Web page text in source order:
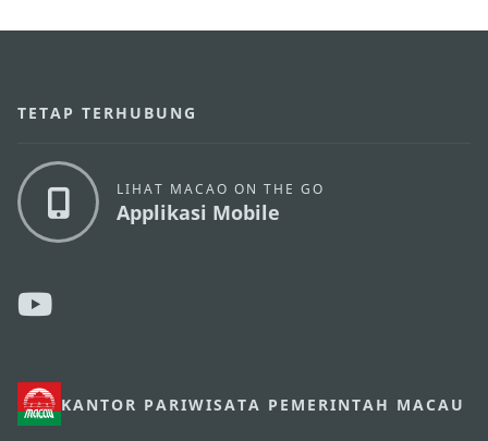
KANTOR PARIWISATA PEMERINTAH MACAU
TETAP TERHUBUNG
LIHAT MACAO ON THE GO
Applikasi Mobile